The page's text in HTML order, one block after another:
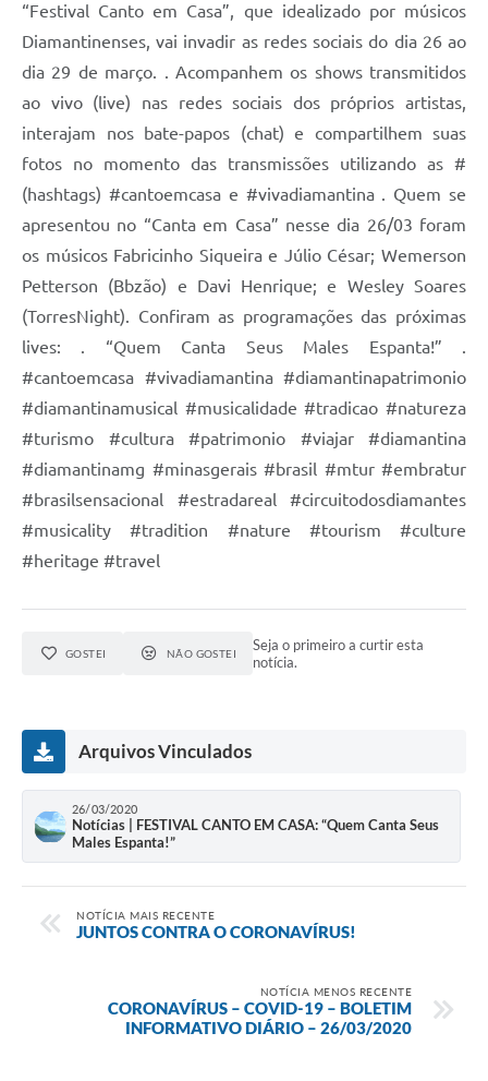
“Festival Canto em Casa”, que idealizado por músicos
Diamantinenses, vai invadir as redes sociais do dia 26 ao
dia 29 de março. . Acompanhem os shows transmitidos
ao vivo (live) nas redes sociais dos próprios artistas,
interajam nos bate-papos (chat) e compartilhem suas
fotos no momento das transmissões utilizando as #
(hashtags) #cantoemcasa e #vivadiamantina . Quem se
apresentou no “Canta em Casa” nesse dia 26/03 foram
os músicos Fabricinho Siqueira e Júlio César; Wemerson
Petterson (Bbzão) e Davi Henrique; e Wesley Soares
(TorresNight). Confiram as programações das próximas
lives: . “Quem Canta Seus Males Espanta!” .
#cantoemcasa #vivadiamantina #diamantinapatrimonio
#diamantinamusical #musicalidade #tradicao #natureza
#turismo #cultura #patrimonio #viajar #diamantina
#diamantinamg #minasgerais #brasil #mtur #embratur
#brasilsensacional #estradareal #circuitodosdiamantes
#musicality #tradition #nature #tourism #culture
#heritage #travel
GOSTEI NÃO GOSTEI
Seja o primeiro a curtir esta
notícia.
Arquivos Vinculados
26/03/2020
Notícias | FESTIVAL CANTO EM CASA: “Quem Canta Seus
Males Espanta!”
NOTÍCIA MAIS RECENTE
JUNTOS CONTRA O CORONAVÍRUS!
NOTÍCIA MENOS RECENTE
CORONAVÍRUS – COVID-19 – BOLETIM
INFORMATIVO DIÁRIO – 26/03/2020